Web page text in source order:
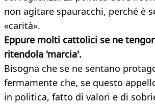
non agitare spauracchi, perché è
«carità».
Eppure molti cattolici se ne
ritendola 'marcia'.
Bisogna che se ne sentano
fermamente che, se questo
in politica, fatto di valori e di